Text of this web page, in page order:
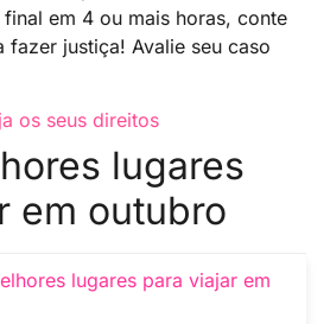
em 4 ou mais horas, conte
fazer justiça! Avalie seu caso
os seus direitos
lugares
em outubro
lugares para viajar em